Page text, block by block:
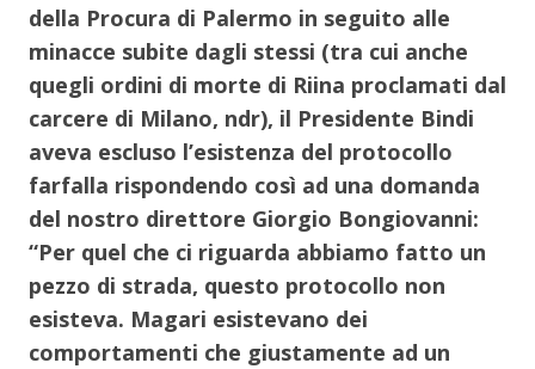
della Procura di Palermo in seguito alle
minacce subite dagli stessi (tra cui anche
quegli ordini di morte di Riina proclamati dal
carcere di Milano, ndr), il Presidente Bindi
aveva escluso l’esistenza del protocollo
farfalla rispondendo così ad una domanda
del nostro direttore Giorgio Bongiovanni:
“Per quel che ci riguarda abbiamo fatto un
pezzo di strada, questo protocollo non
esisteva. Magari esistevano dei
comportamenti che giustamente ad un